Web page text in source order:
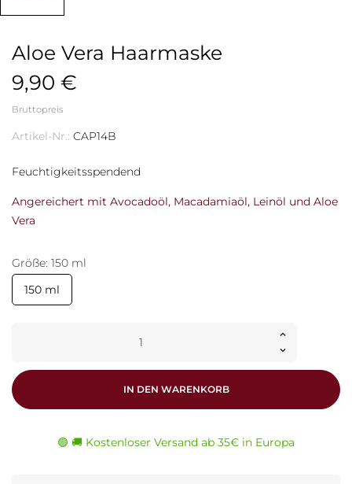
Aloe Vera Haarmaske
9,90 €
Bruttopreis
Artikel-Nr.: CAP14B
Feuchtigkeitsspendend
Angereichert mit Avocadoöl, Macadamiaöl, Leinöl und Aloe
Vera
Größe: 150 ml
150 ml
IN DEN WARENKORB
🟢 🚚 Kostenloser Versand ab 35€ in Europa